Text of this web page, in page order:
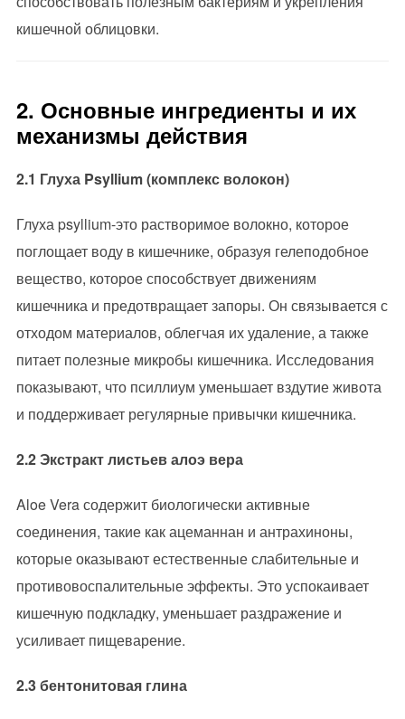
кишечной облицовки.
2. Основные ингредиенты и их
механизмы действия
2.1 Глуха Psyllium (комплекс волокон)
Глуха psyllium-это растворимое волокно, которое
поглощает воду в кишечнике, образуя гелеподобное
вещество, которое способствует движениям
кишечника и предотвращает запоры. Он связывается с
отходом материалов, облегчая их удаление, а также
питает полезные микробы кишечника. Исследования
показывают, что псиллиум уменьшает вздутие живота
и поддерживает регулярные привычки кишечника.
2.2 Экстракт листьев алоэ вера
Aloe Vera содержит биологически активные
соединения, такие как ацеманнан и антрахиноны,
которые оказывают естественные слабительные и
противовоспалительные эффекты. Это успокаивает
кишечную подкладку, уменьшает раздражение и
усиливает пищеварение.
2.3 бентонитовая глина